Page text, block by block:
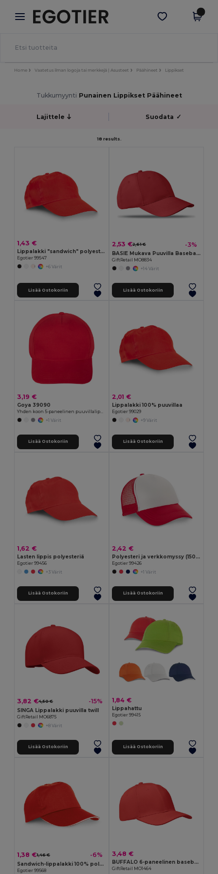
× Egotier-sovellus
Paremmat hinnat appissa!
Hae sovellus
Home Vaatetus ilman logoja tai merkkejä | Asusteet Päähineet Lippikset
Tukkumyynti Punainen Lippikset Päähineet
Lajittele Suodata ✓
18 results.
1,43 €
Lippalakki "sandwich" polyesteriä
Egotier 99547
+6 Värit
Lisää Ostokoriin
2,53 €2,61 € -3%
BASIE Mukava Puuvilla Baseball Lippis Säädettävällä Kiinnityksellä
GiftRetail MO8834
+14 Värit
Lisää Ostokoriin
3,19 €
Goya 39090
+1 Värit
Lisää Ostokoriin
2,01 €
Lippalakki 100% puuvillaa
Egotier 99029
+9 Värit
Lisää Ostokoriin
1,62 €
Lasten lippis polyesteriä
Egotier 99456
+3 Värit
Lisää Ostokoriin
2,42 €
Polyesteri ja verkkomyssy (150 g/m²)
Egotier 99426
+1 Värit
Lisää Ostokoriin
3,82 €4,50 € -15%
SINGA Lippalakki puuvilla twill
GiftRetail MO6875
+8 Värit
Lisää Ostokoriin
1,84 €
Lippahattu
Egotier 99415
Lisää Ostokoriin
1,38 €1,46 € -6%
Sandwich-lippalakki 100% polyesteriä
Egotier 99568
3,48 €
BUFFALO 6-paneelinen baseball-lippis
GiftRetail MO1464